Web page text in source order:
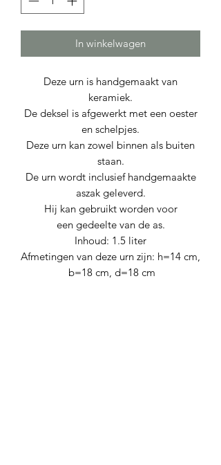
In winkelwagen
Deze urn is handgemaakt van
keramiek.
De deksel is afgewerkt met een oester
en schelpjes.
Deze urn kan zowel binnen als buiten
staan.
De urn wordt inclusief handgemaakte
aszak geleverd.
Hij kan gebruikt worden voor
een gedeelte van de as.
Inhoud: 1.5 liter
Afmetingen van deze urn zijn: h=14 cm,
b=18 cm, d=18 cm